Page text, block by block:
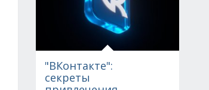
"ВКонтакте":
секреты